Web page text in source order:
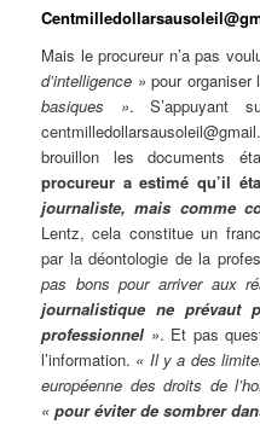
Mais le procureur n’a pas
d’intelligence » pour organiser
basiques ». S’appuyant
brouillon les documents
procureur a estimé qu’il
journaliste, mais comme
Lentz, cela constitue un
par la déontologie de la
pas bons pour arriver aux
journalistique ne prévaut
professionnel ». Et pas
l’information. « Il y a des
européenne des droits de
« pour éviter de sombrer